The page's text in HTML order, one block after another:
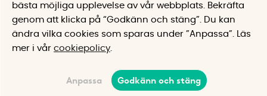
bästa möjliga upplevelse av vår webbplats.
Bekräfta
genom att klicka på “Godkänn och stäng”. Du kan
ändra vilka cookies som sparas under ”Anpassa”.
Läs
mer i vår cookiepolicy
Anpassa Godkänn och stäng